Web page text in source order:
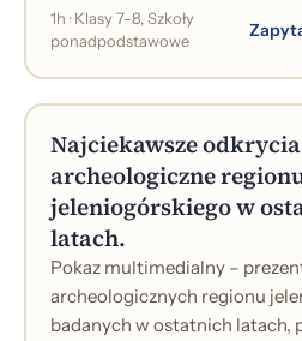
Lednicki) na podstawie
1h · Klasy 7-8, Szkoły
ponadpodstawowe
Najciekawsze odkrycia
archeologiczne
jeleniogórskiego w
latach.
Pokaz multimedialny –
archeologicznych regionu
badanych w ostatnich latach,